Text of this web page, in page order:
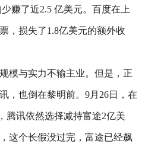
赚了近2.5 亿美元。百度在上
，损失了1.8亿美元的额外收
模与实力不输主业。但是，正
，也倒在黎明前。9月26日，在
腾讯依然选择减持富途2亿美
这个长假没过完，富途已经飙